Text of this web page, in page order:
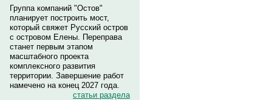
Группа компаний "Остов"
планирует построить мост,
который свяжет Русский остров
с островом Елены. Переправа
станет первым этапом
масштабного проекта
комплексного развития
территории. Завершение работ
намечено на конец 2027 года.
статьи раздела